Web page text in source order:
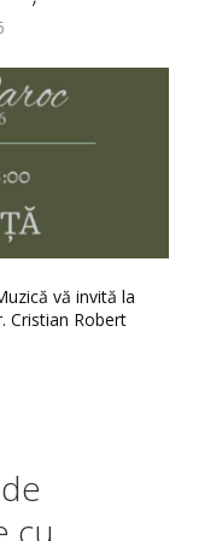
vă invită la
Cristian Robert
cu